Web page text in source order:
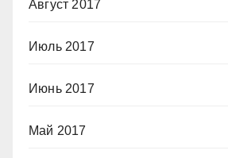
Август 2017
Июль 2017
Июнь 2017
Май 2017